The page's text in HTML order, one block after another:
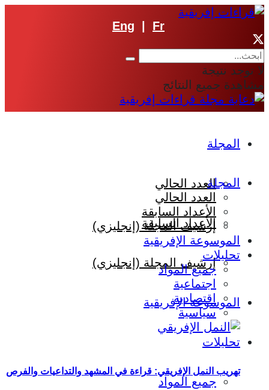
Eng Fr
لا توجد نتيجة
مشاهدة جميع النتائج
المجلة
العدد الحالي
الأعداد السابقة
إرشيف المجلة (إنجليزي)
الموسوعة الإفريقية
تحليلات
جميع المواد
المجلة
العدد الحالي
الأعداد السابقة
إرشيف المجلة (إنجليزي)
الموسوعة الإفريقية
تحليلات
جميع المواد
اجتماعية
اقتصادية
سياسية
تهريب النمل الإفريقي: قراءة في المشهد والتداعيات والفرص